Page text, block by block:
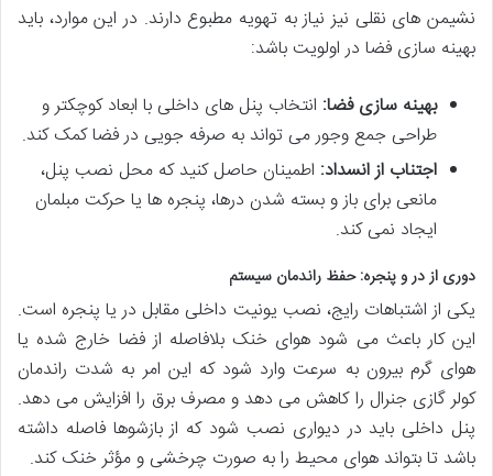
نشیمن های نقلی نیز نیاز به تهویه مطبوع دارند. در این موارد، باید
بهینه سازی فضا در اولویت باشد:
بهینه سازی فضا: انتخاب پنل های داخلی با ابعاد کوچکتر و
طراحی جمع وجور می تواند به صرفه جویی در فضا کمک کند.
اجتناب از انسداد: اطمینان حاصل کنید که محل نصب پنل،
مانعی برای باز و بسته شدن درها، پنجره ها یا حرکت مبلمان
ایجاد نمی کند.
دوری از در و پنجره: حفظ راندمان سیستم
یکی از اشتباهات رایج، نصب یونیت داخلی مقابل در یا پنجره است.
این کار باعث می شود هوای خنک بلافاصله از فضا خارج شده یا
هوای گرم بیرون به سرعت وارد شود که این امر به شدت راندمان
کولر گازی جنرال را کاهش می دهد و مصرف برق را افزایش می دهد.
پنل داخلی باید در دیواری نصب شود که از بازشوها فاصله داشته
باشد تا بتواند هوای محیط را به صورت چرخشی و مؤثر خنک کند.